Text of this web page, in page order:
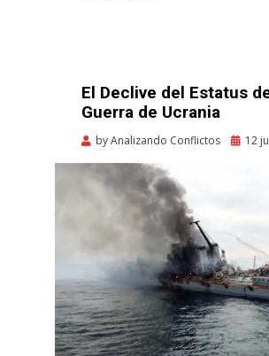
El Declive del Estatus
Guerra de Ucrania
byAnalizando Conflictos
Posted
12